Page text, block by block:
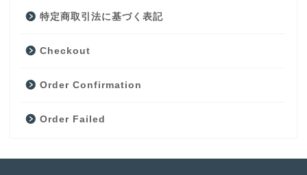
特定商取引法に基づく表記
Checkout
Order Confirmation
Order Failed